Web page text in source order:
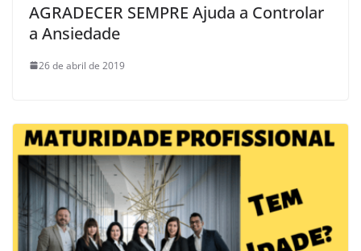
AGRADECER SEMPRE Ajuda a Controlar
a Ansiedade
26 de abril de 2019